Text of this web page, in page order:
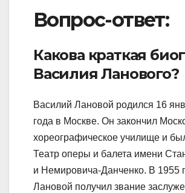
Вопрос-ответ:
Какова краткая
Василия Ланового?
Василий Лановой родился 16
года в Москве. Он закончил
хореографическое училище и
Театр оперы и балета имени
и Немировича-Данченко. В 1955
Лановой получил звание